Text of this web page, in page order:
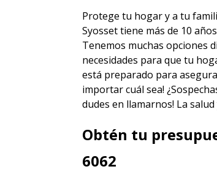
Protege tu hogar y a tu
Syossettiene más de 10
Tenemos muchas opciones
necesidades para que tu
está preparado para
importar cuál sea!
dudes en llamarnos! La
Obtén tu
6062